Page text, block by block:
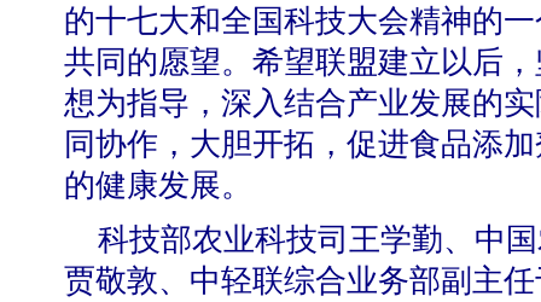
的十七大和全国科技大会精神的
共同的愿望。希望联盟建立以后
想为指导，深入结合产业发展的
同协作，大胆开拓，促进食品添
的健康发展。
科技部农业科技司王学勤、中
贾敬敦、中轻联综合业务部副主
学校志愿服务冬奥会和冬残奥会专题